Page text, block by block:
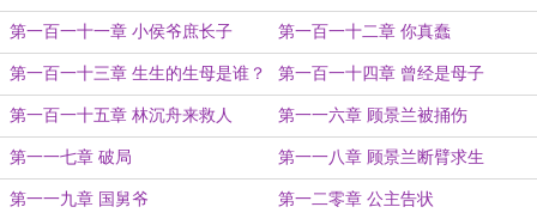
第一百一十一章 小侯爷庶长子 第一百一十二章 你真蠢
第一百一十三章 生生的生母是谁？ 第一百一十四章 曾经是母子
第一百一十五章 林沉舟来救人 第一一六章 顾景兰被捅伤
第一一七章 破局 第一一八章 顾景兰断臂求生
第一一九章 国舅爷 第一二零章 公主告状